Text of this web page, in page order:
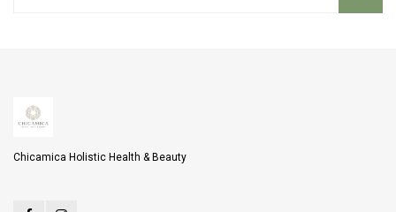
Chicamica Holistic Health & Beauty